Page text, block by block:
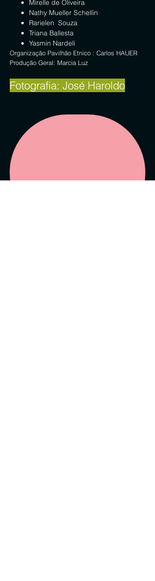
Mirelle de Oliveira
Nathy Mueller Schellin
Rarielen Souza
Triana Ballesta
Yasmin Nardeli
Organização Pavilhão Etnico : Carlos HAUER
Produção Geral: Marcia Luz
Fotografia: José Haroldo